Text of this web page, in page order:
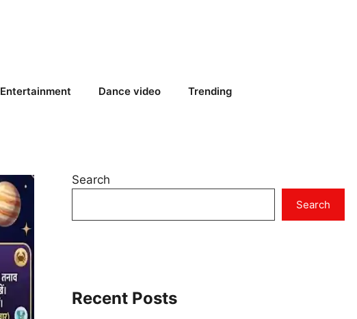
Entertainment Dance video Trending
Search
Search
Recent Posts